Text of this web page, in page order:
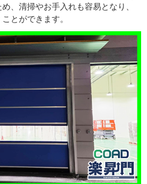
、清掃やお手入れも容易となり、
とができます。